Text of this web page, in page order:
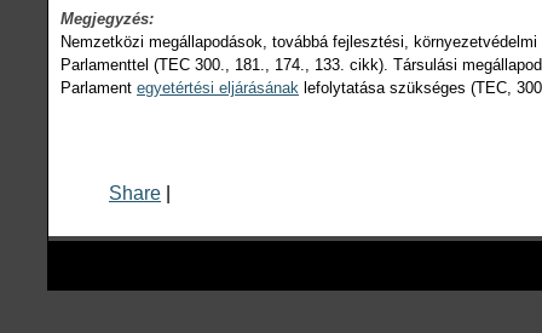
Megjegyzés:
Nemzetközi megállapodások, továbbá fejlesztési,
Parlamenttel (TEC 300., 181., 174., 133. cikk). Társulási
Parlament egyetértési eljárásának lefolytatása szükséges (TEC,
Share